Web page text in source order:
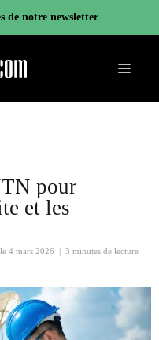
de notre newsletter
Menu
pour
et les
4 mars 2026 3 minutes de lecture